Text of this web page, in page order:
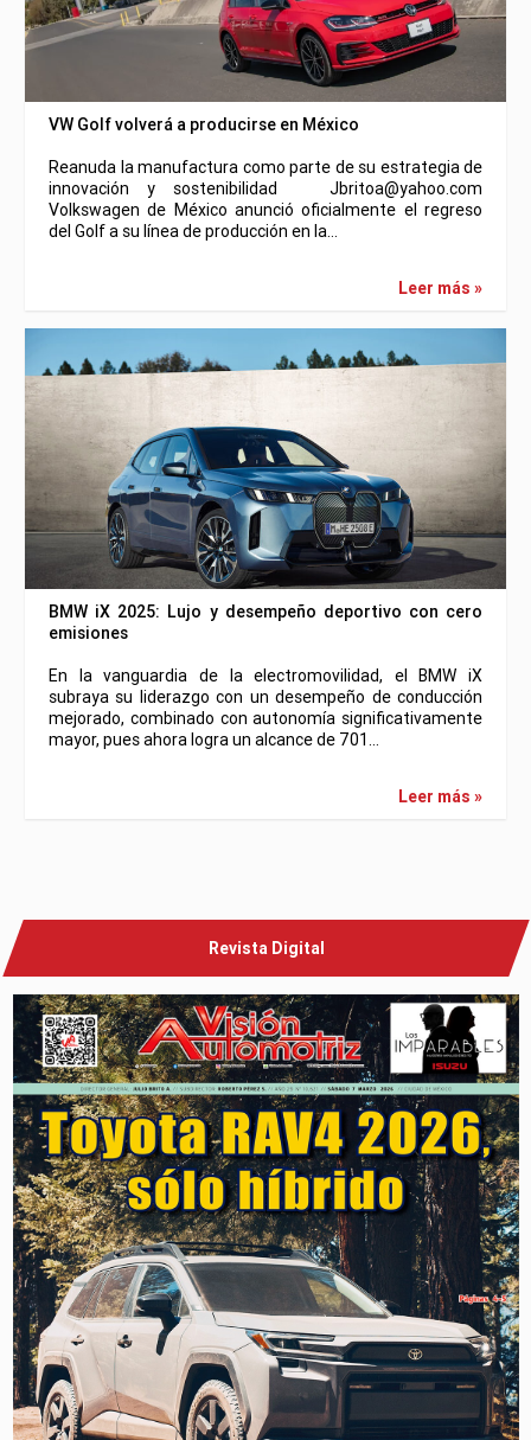
VW Golf volverá a producirse en México
Reanuda la manufactura como parte de su estrategia de
innovación y sostenibilidad Jbritoa@yahoo.com
Volkswagen de México anunció oficialmente el regreso
del Golf a su línea de producción en la…
Leer más »
BMW iX 2025: Lujo y desempeño deportivo con cero
emisiones
En la vanguardia de la electromovilidad, el BMW iX
subraya su liderazgo con un desempeño de conducción
mejorado, combinado con autonomía significativamente
mayor, pues ahora logra un alcance de 701…
Leer más »
Revista Digital